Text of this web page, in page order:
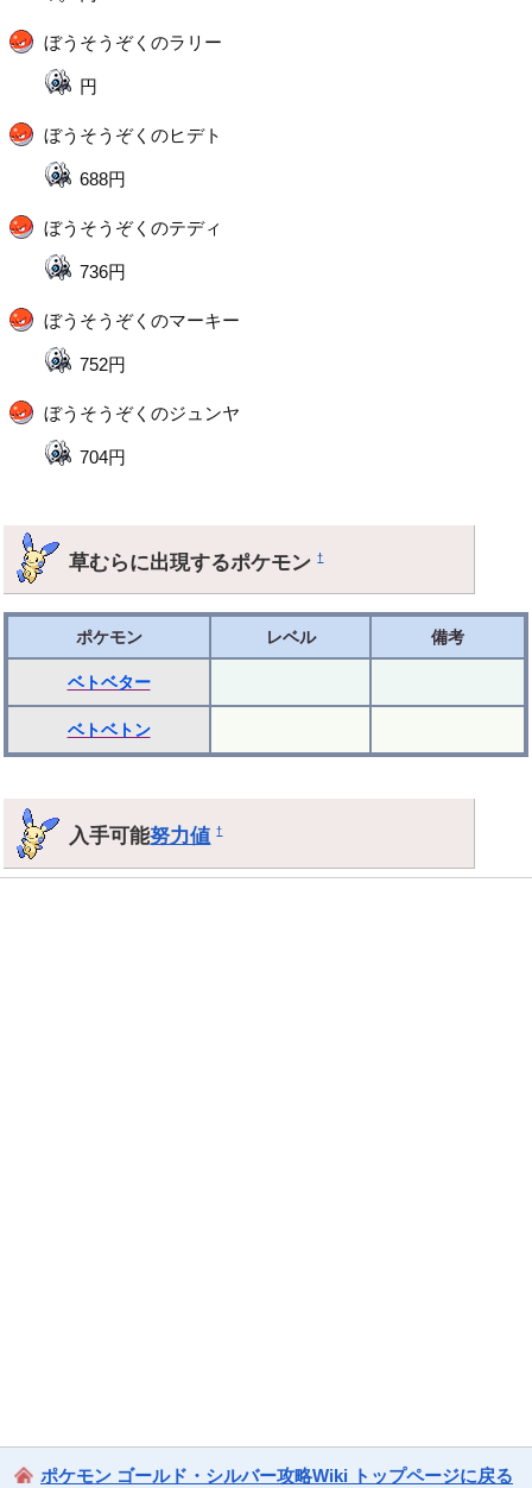
ぼうそうぞくのラリー
円
ぼうそうぞくのヒデト
688円
ぼうそうぞくのテディ
736円
ぼうそうぞくのマーキー
752円
ぼうそうぞくのジュンヤ
704円
草むらに出現するポケモン†
ポケモン レベル 備考
ベトベター
ベトベトン
入手可能努力値 †
ポケモン ゴールド・シルバー攻略Wiki トップページに戻る